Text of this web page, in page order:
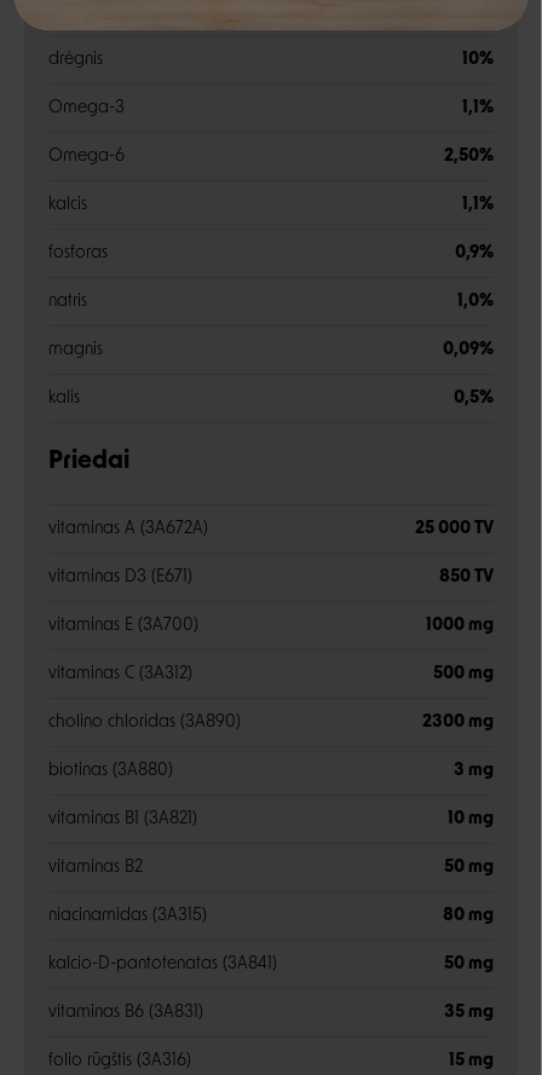
drėgnis 10%
Omega-3 1,1%
Omega-6 2,50%
kalcis 1,1%
fosforas 0,9%
natris 1,0%
magnis 0,09%
kalis 0,5%
Priedai
vitaminas A (3A672A) 25 000 TV
vitaminas D3 (E671) 850 TV
vitaminas E (3A700) 1000 mg
vitaminas C (3A312) 500 mg
cholino chloridas (3A890) 2300 mg
biotinas (3A880) 3 mg
vitaminas B1 (3A821) 10 mg
vitaminas B2 50 mg
niacinamidas (3A315) 80 mg
kalcio-D-pantotenatas (3A841) 50 mg
vitaminas B6 (3A831) 35 mg
folio rūgštis (3A316) 15 mg